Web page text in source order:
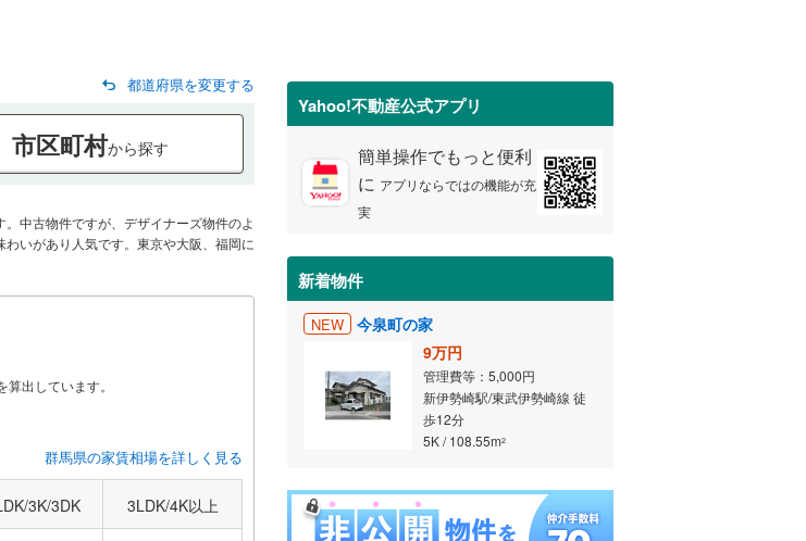
都道府県を変更する
市区町村から探す
中古物件ですが、デザイナーズ物件のよ
いがあり人気です。東京や大阪、福岡に
出しています。
群馬県の家賃相場を詳しく見る
3K/3DK 3LDK/4K以上
Yahoo!不動産公式アプリ
簡単操作でもっと便利
に アプリならではの機能が充
実
新着物件
NEW
今泉町の家
9万円
管理費等：5,000円
新伊勢崎駅/東武伊勢崎線 徒
歩12分
5K / 108.55m2